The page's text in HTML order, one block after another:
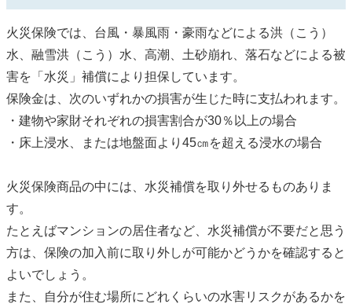
火災保険では、台風・暴風雨・豪雨などによる洪（こう）
水、融雪洪（こう）水、高潮、土砂崩れ、落石などによる被
害を「水災」補償により担保しています。
保険金は、次のいずれかの損害が生じた時に支払われます。
・建物や家財それぞれの損害割合が30％以上の場合
・床上浸水、または地盤面より45㎝を超える浸水の場合
火災保険商品の中には、水災補償を取り外せるものありま
す。
たとえばマンションの居住者など、水災補償が不要だと思う
方は、保険の加入前に取り外しが可能かどうかを確認すると
よいでしょう。
また、自分が住む場所にどれくらいの水害リスクがあるかを